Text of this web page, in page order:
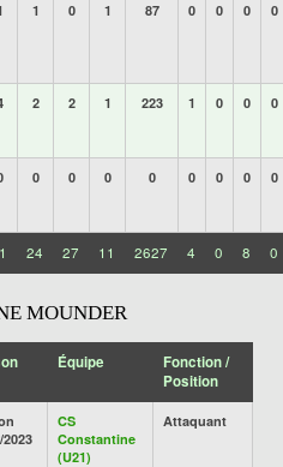
1 0 1 87 0 0 0 0
2 2 1 223 1 0 0 0
0 0 0 0 0 0 0 0
24 27 11 2627 4 0 8 0
MOUNDER
Équipe
Fonction /
Position
2023
CS
Constantine
(U21)
Attaquant